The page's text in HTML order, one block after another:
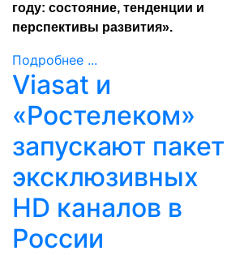
году: состояние, тенденции и
перспективы развития».
Подробнее ...
Viasat и
«Ростелеком»
запускают пакет
эксклюзивных
HD каналов в
России